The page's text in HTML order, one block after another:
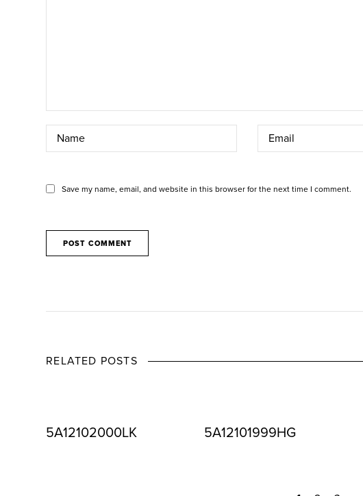
Save my name, email, and website in this browser for the next time I comment.
RELATED POSTS
5A12102000LK 5A12101999HG